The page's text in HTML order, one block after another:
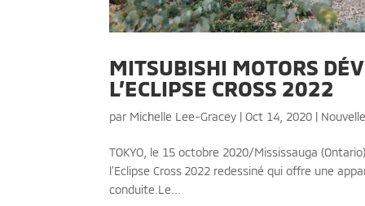
MITSUBISHI MOTORS
L’ECLIPSE CROSS 2022
par Michelle Lee-Gracey |Oct 14, 2020 |
TOKYO, le 15 octobre 2020/Mississauga
l’Eclipse Cross 2022 redessiné qui offre une
conduite.Le...